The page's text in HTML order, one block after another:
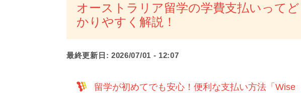
オーストラリア留学の学費支払いって
かりやすく解説！
最終更新日: 2026/07/01 - 12:07
留学が初めてでも安心！便利な支払い方法「Wise